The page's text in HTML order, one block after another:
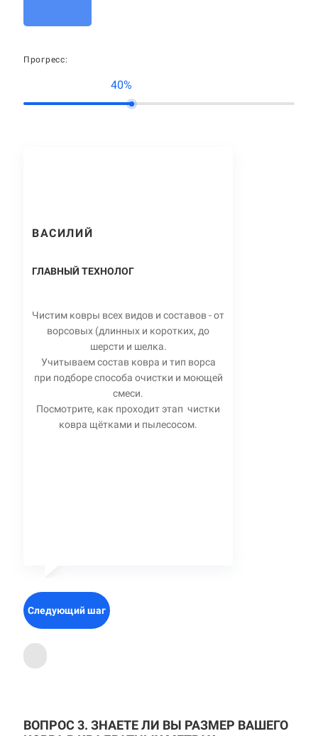
Прогресс:
40%
ВАСИЛИЙ
ГЛАВНЫЙ ТЕХНОЛОГ
Чистим ковры всех видов и составов - от
ворсовых (длинных и коротких, до
шерсти и шелка.
Учитываем состав ковра и тип ворса
при подборе способа очистки и моющей
смеси.
Посмотрите, как проходит этап чистки
ковра щётками и пылесосом.
Следующий шаг
ВОПРОС 3. ЗНАЕТЕ ЛИ ВЫ РАЗМЕР ВАШЕГО